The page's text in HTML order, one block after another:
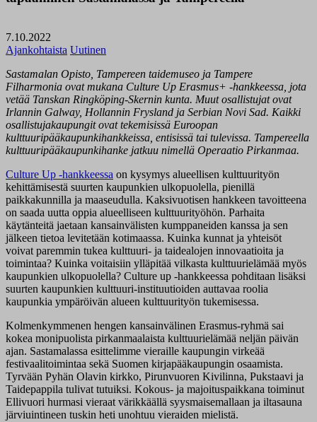
7.10.2022
Ajankohtaista Uutinen
Sastamalan Opisto, Tampereen taidemuseo ja Tampere
Filharmonia ovat mukana Culture Up Erasmus+ -hankkeessa, jota
vetää Tanskan Ringköping-Skernin kunta. Muut osallistujat ovat
Irlannin Galway, Hollannin Frysland ja Serbian Novi Sad. Kaikki
osallistujakaupungit ovat tekemisissä Euroopan
kulttuuripääkaupunkihankkeissa, entisissä tai tulevissa. Tampereella
kulttuuripääkaupunkihanke jatkuu nimellä Operaatio Pirkanmaa.
Culture Up -hankkeessa on kysymys alueellisen kulttuurityön
kehittämisestä suurten kaupunkien ulkopuolella, pienillä
paikkakunnilla ja maaseudulla. Kaksivuotisen hankkeen tavoitteena
on saada uutta oppia alueelliseen kulttuurityöhön. Parhaita
käytänteitä jaetaan kansainvälisten kumppaneiden kanssa ja sen
jälkeen tietoa levitetään kotimaassa. Kuinka kunnat ja yhteisöt
voivat paremmin tukea kulttuuri- ja taidealojen innovaatioita ja
toimintaa? Kuinka voitaisiin ylläpitää vilkasta kulttuurielämää myös
kaupunkien ulkopuolella? Culture up -hankkeessa pohditaan lisäksi
suurten kaupunkien kulttuuri-instituutioiden auttavaa roolia
kaupunkia ympäröivän alueen kulttuurityön tukemisessa.
Kolmenkymmenen hengen kansainvälinen Erasmus-ryhmä sai
kokea monipuolista pirkanmaalaista kulttuurielämää neljän päivän
ajan. Sastamalassa esittelimme vieraille kaupungin virkeää
festivaalitoimintaa sekä Suomen kirjapääkaupungin osaamista.
Tyrvään Pyhän Olavin kirkko, Pirunvuoren Kivilinna, Pukstaavi ja
Taidepappila tulivat tutuiksi. Kokous- ja majoituspaikkana toiminut
Ellivuori hurmasi vieraat värikkäällä syysmaisemallaan ja iltasauna
järviuintineen tuskin heti unohtuu vieraiden mielistä.